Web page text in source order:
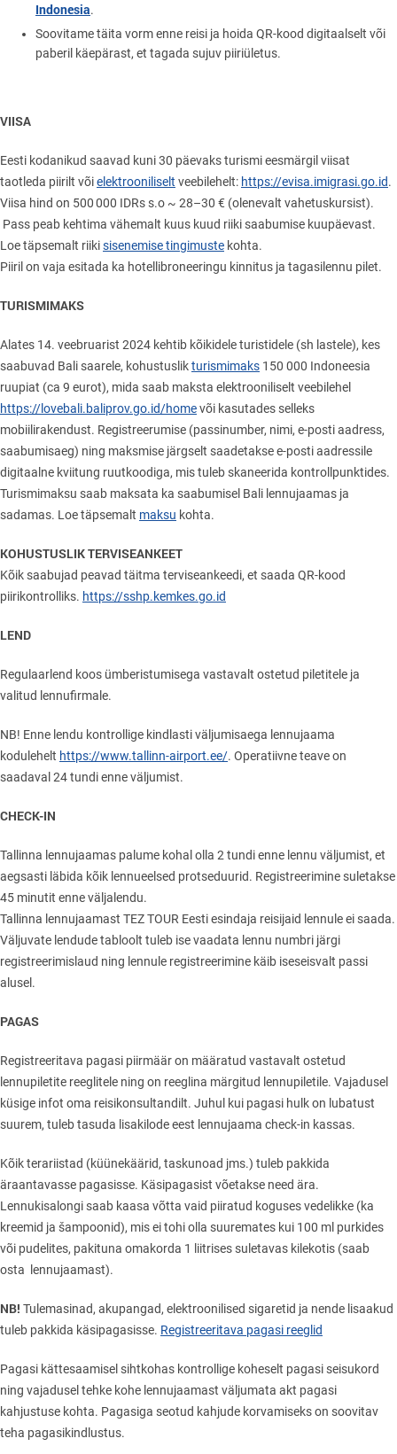
Indonesia.
Soovitame täita vorm enne reisi ja hoida QR-kood digitaalselt või
paberil käepärast, et tagada sujuv piiriületus.
VIISA
Eesti kodanikud saavad kuni 30 päevaks turismi eesmärgil viisat
taotleda piirilt võielektrooniliselt veebilehelt: https://evisa.imigrasi.go.id.
Viisa hind on 500 000 IDRs s.o ~ 28–30 € (olenevalt vahetuskursist).
Pass peab kehtima vähemalt kuus kuud riiki saabumise kuupäevast.
Loe täpsemalt riikisisenemise tingimuste kohta.
Piiril on vaja esitada ka hotellibroneeringu kinnitus ja tagasilennu pilet.
TURISMIMAKS
Alates 14. veebruarist 2024 kehtib kõikidele turistidele (sh lastele), kes
saabuvad Bali saarele, kohustuslikturismimaks 150 000 Indoneesia
ruupiat (ca 9 eurot), mida saab maksta elektrooniliselt veebilehel
https://lovebali.baliprov.go.id/homevõi kasutades selleks
mobiilirakendust. Registreerumise (passinumber, nimi, e-posti aadress,
saabumisaeg) ning maksmise järgselt saadetakse e-posti aadressile
digitaalne kviitung ruutkoodiga, mis tuleb skaneerida kontrollpunktides.
Turismimaksu saab maksata ka saabumisel Bali lennujaamas ja
sadamas. Loe täpsemalt maksu kohta.
KOHUSTUSLIK TERVISEANKEET
Kõik saabujad peavad täitma terviseankeedi, et saada QR-kood
piirikontrolliks. https://sshp.kemkes.go.id
LEND
Regulaarlend koos ümberistumisega vastavalt ostetud piletitele ja
valitud lennufirmale.
NB! Enne lendu kontrollige kindlasti väljumisaega lennujaama
kodulehelt https://www.tallinn-airport.ee/. Operatiivne teave on
saadaval 24 tundi enne väljumist.
CHECK-IN
Tallinna lennujaamas palume kohal olla 2 tundi enne lennu väljumist, et
aegsasti läbida kõik lennueelsed protseduurid. Registreerimine suletakse
45 minutit enne väljalendu.
Tallinna lennujaamast TEZ TOUR Eesti esindaja reisijaid lennule ei saada.
Väljuvate lendude tabloolt tuleb ise vaadata lennu numbri järgi
registreerimislaud ning lennule registreerimine käib iseseisvalt passi
alusel.
PAGAS
Registreeritava pagasi piirmäär on määratud vastavalt ostetud
lennupiletite reeglitele ning on reeglina märgitud lennupiletile. Vajadusel
küsige infot oma reisikonsultandilt. Juhul kui pagasi hulk on lubatust
suurem, tuleb tasuda lisakilode eest lennujaama check-in kassas.
Kõik terariistad (küünekäärid, taskunoad jms.) tuleb pakkida
äraantavasse pagasisse. Käsipagasist võetakse need ära.
Lennukisalongi saab kaasa võtta vaid piiratud koguses vedelikke (ka
kreemid ja šampoonid), mis ei tohi olla suuremates kui 100 ml purkides
või pudelites, pakituna omakorda 1 liitrises suletavas kilekotis (saab
osta lennujaamast).
NB! Tulemasinad, akupangad, elektroonilised sigaretid ja nende lisaakud
tuleb pakkida käsipagasisse. Registreeritava pagasi reeglid
Pagasi kättesaamisel sihtkohas kontrollige koheselt pagasi seisukord
ning vajadusel tehke kohe lennujaamast väljumata akt pagasi
kahjustuse kohta. Pagasiga seotud kahjude korvamiseks on soovitav
teha pagasikindlustus.